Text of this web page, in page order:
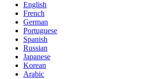
English
French
German
Portuguese
Spanish
Russian
Japanese
Korean
Arabic